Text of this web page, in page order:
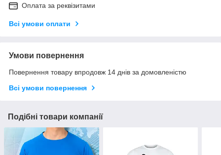
Оплата за реквізитами
Всі умови оплати
Умови повернення
Повернення товару впродовж 14 днів за домовленістю
Всі умови повернення
Подібні товари компанії